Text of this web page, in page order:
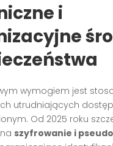
i
wymogiem jest
utrudniających
Od 2025 roku
szyfrowanie i